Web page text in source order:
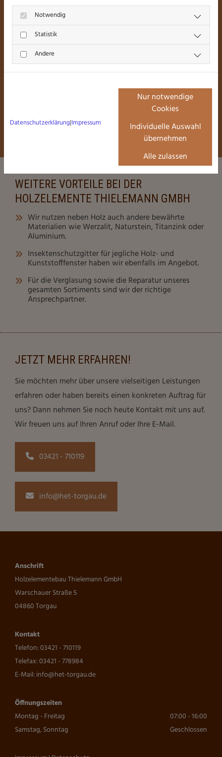
Wir erledigen sämtliche Tätigkeiten rund um Ihre
Fenster und Türen. Neben einer intensiven
Beratung und Planung gehört hierzu auch die
Montage. Dies schließt ebenfalls das Anbringen
von Rollos aus Aluminium oder PVC, mit und
Innensohlbänke werden von uns ebenfalls
WEITERE VORTEILE BEI DER
HOLZELEMENTE THIELEMANN GMBH
Wir nutzen neben Holz auch andere bewährte
Materialien wie Werzalit, Naturstein, Titanzink oder
Aluminium.
Insektenschutzgitter für jegliche Holz- und
Kunststofffenster haben wir ebenfalls im Angebot.
Für die Verglasung sowie die Reparatur unseres
gesamten Sortiments sind wir der richtige
Ansprechpartner.
JETZT MEHR ERFAHREN!
Sie möchten mehr über unsere vielseitigen Leistungen
erfahren oder haben bereits einen konkreten Auftrag für
uns? Dann nehmen Sie noch heute Kontakt mit uns auf.
Wir freuen uns auf Ihren Anruf oder Ihre E-Mail.
03421 - 710119
info@het-torgau.de
Anschrift
Holzelementebau Thielemann GmbH
Warschauer Straße 5
04860 Torgau
Kontakt
Telefon:03421 - 710119
Telefax: 03421 - 778984
E-Mail:info@het-torgau.de
Öffnungszeiten
Montag - Freitag
07:00 - 16:00
Samstag, Sonntag
Geschlossen
Notwendig
Statistik
Andere
Datenschutzerklärung|Impressum
Nur notwendige
Cookies
Individuelle Auswahl
übernehmen
Alle zulassen